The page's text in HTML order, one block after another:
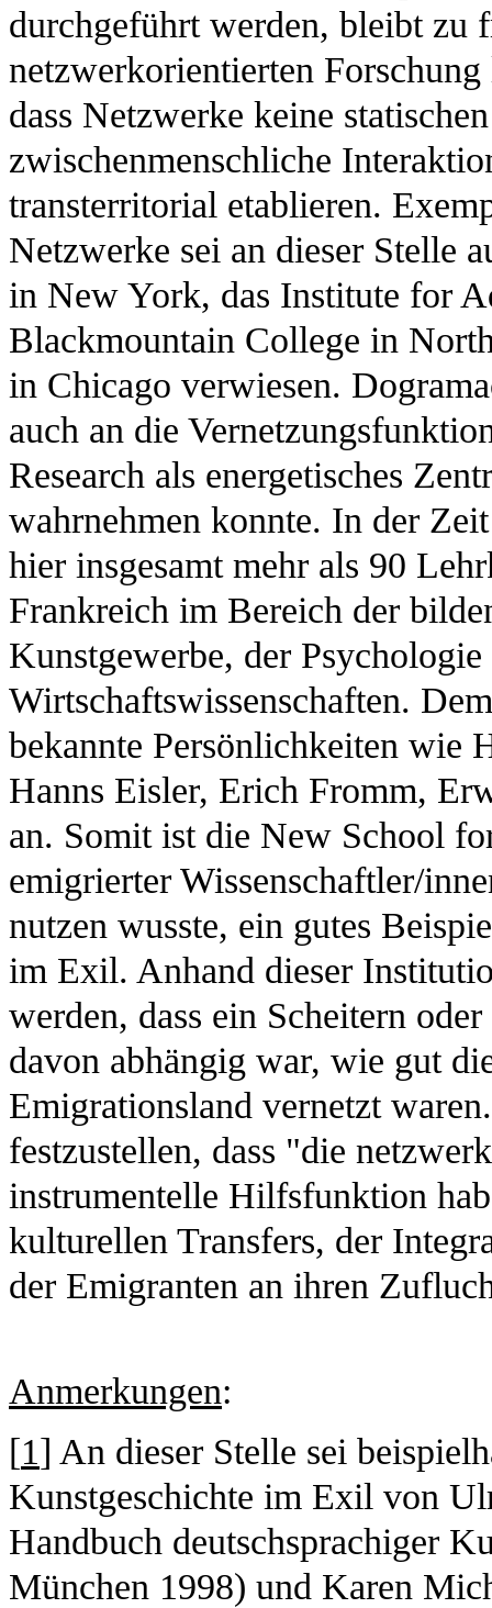
durchgeführt werden, bleibt zu
netzwerkorientierten
dass Netzwerke keine
zwischenmenschliche
transterritorial etablieren.
Netzwerke sei an dieser Stelle
in New York, das Institute for
Blackmountain College in
in Chicago verwiesen.
auch an die
Research als energetisches
wahrnehmen konnte. In der
hier insgesamt mehr als 90
Frankreich im Bereich der
Kunstgewerbe, der
Wirtschaftswissenschaften.
bekannte Persönlichkeiten wie
Hanns Eisler, Erich Fromm,
an. Somit ist die New School
emigrierter Wissenschaftler/
nutzen wusste, ein gutes
im Exil. Anhand dieser
werden, dass ein Scheitern
davon abhängig war, wie gut
Emigrationsland vernetzt
festzustellen, dass "die
instrumentelle Hilfsfunktion
kulturellen Transfers, der
der Emigranten an ihren
Anmerkungen:
[1] An dieser Stelle sei
Kunstgeschichte im Exil von
Handbuch deutschsprachiger
München 1998) und Karen